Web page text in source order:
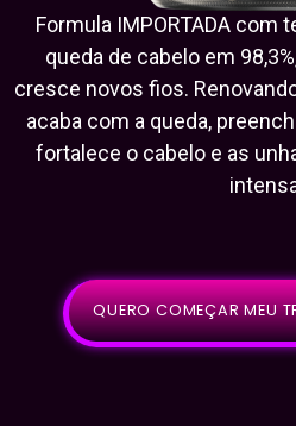
Formula IMPORTADA com
queda de cabelo em
cresce novos fios.
acaba com a queda,
fortalece o cabelo e as
QUERO COMEÇAR MEU